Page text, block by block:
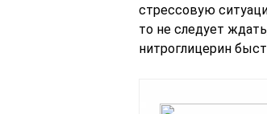
стрессовую
то не следует
нитроглицерин